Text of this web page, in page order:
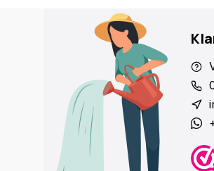
Belangrijke opmerking:
Het
gereedschapstas magniet
wit op de voorkant van de